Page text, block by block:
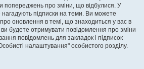
попереджень про зміни, що відбулися. У
підписки на теми. Ви можете
оновлення в темі, що знаходиться у вас в
ви будете отримувати повідомлення про зміни
повідомлень для закладок і підписок
налаштування" особистого розділу.